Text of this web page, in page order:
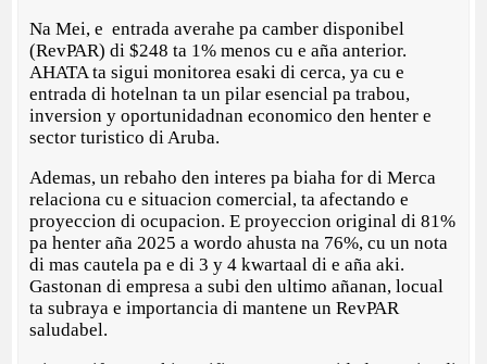
Na Mei, e entrada averahe pa camber disponibel
(RevPAR) di $248 ta 1% menos cu e aña anterior.
AHATA ta sigui monitorea esaki di cerca, ya cu e
entrada di hotelnan ta un pilar esencial pa trabou,
inversion y oportunidadnan economico den henter e
sector turistico di Aruba.
Ademas, un rebaho den interes pa biaha for di Merca
relaciona cu e situacion comercial, ta afectando e
proyeccion di ocupacion. E proyeccion original di 81%
pa henter aña 2025 a wordo ahusta na 76%, cu un nota
di mas cautela pa e di 3 y 4 kwartaal di e aña aki.
Gastonan di empresa a subi den ultimo añanan, locual
ta subraya e importancia di mantene un RevPAR
saludabel.